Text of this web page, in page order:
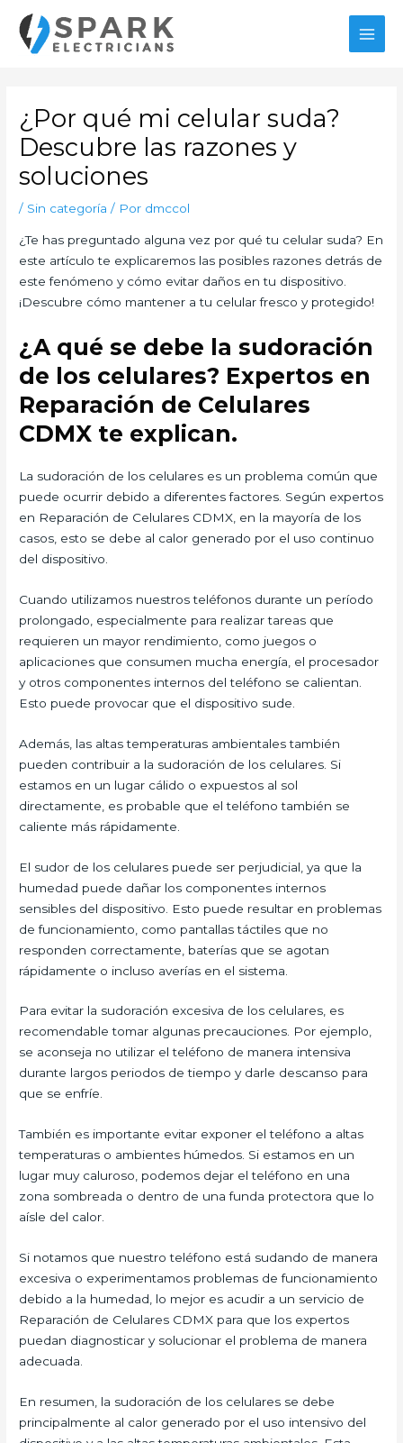
contenido
¿Por qué mi celular suda?
Descubre las razones y
soluciones
/ Sin categoría / Por dmccol
¿Te has preguntado alguna vez por qué tu celular suda? En
este artículo te explicaremos las posibles razones detrás de
este fenómeno y cómo evitar daños en tu dispositivo.
¡Descubre cómo mantener a tu celular fresco y protegido!
¿A qué se debe la sudoración
de los celulares? Expertos en
Reparación de Celulares
CDMX te explican.
La sudoración de los celulares es un problema común que
puede ocurrir debido a diferentes factores. Según expertos
en Reparación de Celulares CDMX, en la mayoría de los
casos, esto se debe al calor generado por el uso continuo
del dispositivo.
Cuando utilizamos nuestros teléfonos durante un período
prolongado, especialmente para realizar tareas que
requieren un mayor rendimiento, como juegos o
aplicaciones que consumen mucha energía, el procesador
y otros componentes internos del teléfono se calientan.
Esto puede provocar que el dispositivo sude.
Además, las altas temperaturas ambientales también
pueden contribuir a la sudoración de los celulares. Si
estamos en un lugar cálido o expuestos al sol
directamente, es probable que el teléfono también se
caliente más rápidamente.
El sudor de los celulares puede ser perjudicial, ya que la
humedad puede dañar los componentes internos
sensibles del dispositivo. Esto puede resultar en problemas
de funcionamiento, como pantallas táctiles que no
responden correctamente, baterías que se agotan
rápidamente o incluso averías en el sistema.
Para evitar la sudoración excesiva de los celulares, es
recomendable tomar algunas precauciones. Por ejemplo,
se aconseja no utilizar el teléfono de manera intensiva
durante largos periodos de tiempo y darle descanso para
que se enfríe.
También es importante evitar exponer el teléfono a altas
temperaturas o ambientes húmedos. Si estamos en un
lugar muy caluroso, podemos dejar el teléfono en una
zona sombreada o dentro de una funda protectora que lo
aísle del calor.
Si notamos que nuestro teléfono está sudando de manera
excesiva o experimentamos problemas de funcionamiento
debido a la humedad, lo mejor es acudir a un servicio de
Reparación de Celulares CDMX para que los expertos
puedan diagnosticar y solucionar el problema de manera
adecuada.
En resumen, la sudoración de los celulares se debe
principalmente al calor generado por el uso intensivo del